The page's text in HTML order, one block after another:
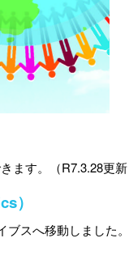
ます。（R7.3.28更
）
ブスへ移動しました。